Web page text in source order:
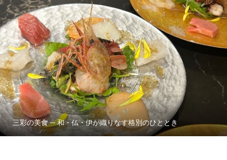
三彩の美食 ─ 和・仏・伊が織りなす格別のひととき